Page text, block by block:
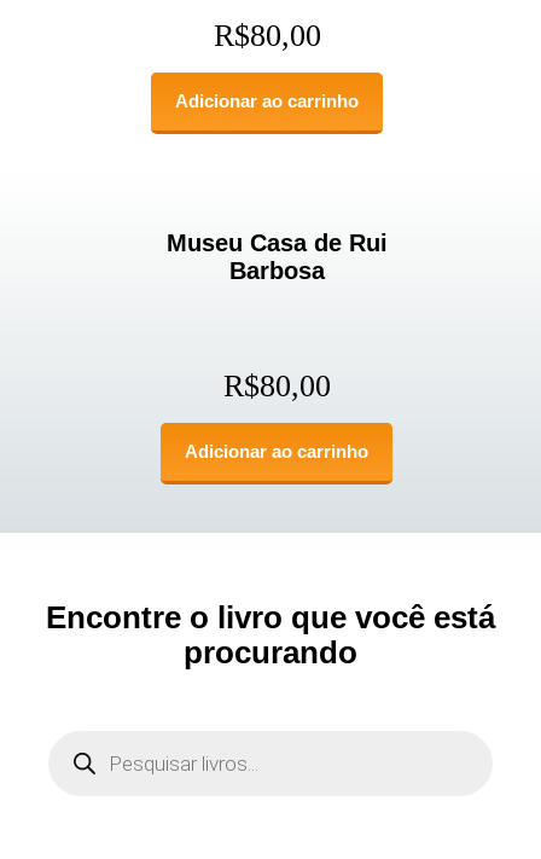
R$80,00
Adicionar ao carrinho
Museu Casa de Rui
Barbosa
R$80,00
Adicionar ao carrinho
Encontre o livro que você está
procurando